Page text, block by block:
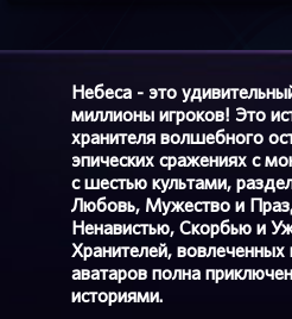
Небеса - это
миллионы игроков! Это
хранителя волшебного
эпических сражениях с
с шестью культами,
Любовь, Мужество и
Ненавистью, Скорбью и
Хранителей, вовлеченных
аватаров полна
историями.